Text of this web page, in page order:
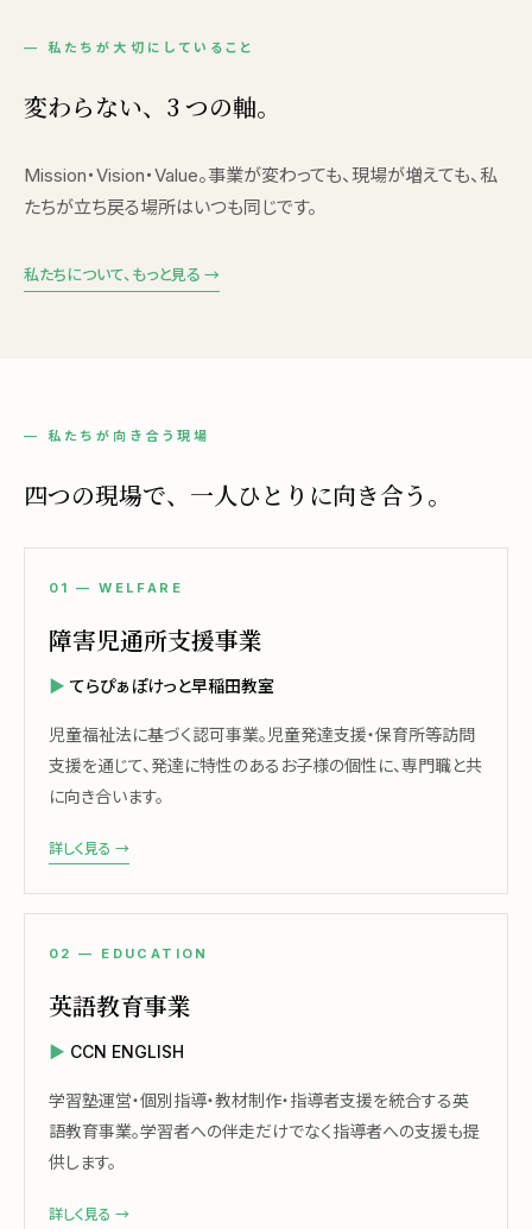
— 私たちが大切にしていること
変わらない、3 つの軸。
Mission・Vision・Value。事業が変わっても、現場が増えても、私
たちが立ち戻る場所はいつも同じです。
私たちについて、もっと見る →
— 私たちが向き合う現場
四つの現場で、一人ひとりに向き合う。
01 — WELFARE
障害児通所支援事業
てらぴぁぽけっと早稲田教室
児童福祉法に基づく認可事業。児童発達支援・保育所等訪問
支援を通じて、発達に特性のあるお子様の個性に、専門職と共
に向き合います。
詳しく見る →
02 — EDUCATION
英語教育事業
CCN ENGLISH
学習塾運営・個別指導・教材制作・指導者支援を統合する英
語教育事業。学習者への伴走だけでなく指導者への支援も提
供します。
詳しく見る →